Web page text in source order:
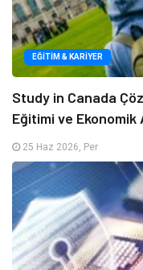
EĞITIM & KARIYER
Study in Canada
Eğitimi ve
25 Haz 2026, Per